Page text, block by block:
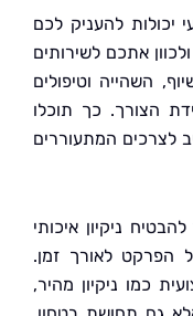
להעניק לכם
לשירותים
וטיפולים
כך תוכלו
המתעוררים
איכותי
זמן.
מהיר,